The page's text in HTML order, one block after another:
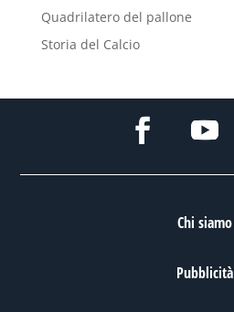
Quadrilatero del pallone
Storia del Calcio
Chi siamo
Pubblicità